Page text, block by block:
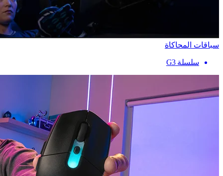
سباقات المحاكاة
سلسلة G3